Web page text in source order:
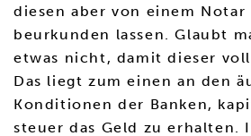
diesen aber von einem Notar
beurkunden lassen. Glaubt
etwas nicht, damit dieser
Das liegt zum einen an den
Konditionen der Banken,
steuer das Geld zu erhalten.